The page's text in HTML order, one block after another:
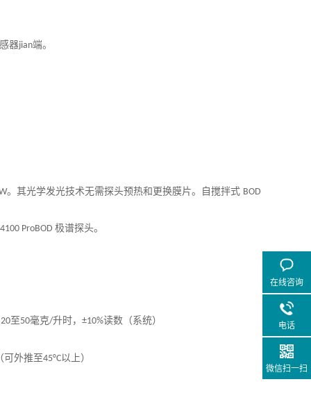
器jian端。
。其光学发光技术无需探头预热和更换膜片。自搅拌式 BOD
ProBOD 极谱探头。
20至50毫克/升时， ±10%读数（系统）
可外推至45°C以上）
在线咨询
电话
微信扫一扫